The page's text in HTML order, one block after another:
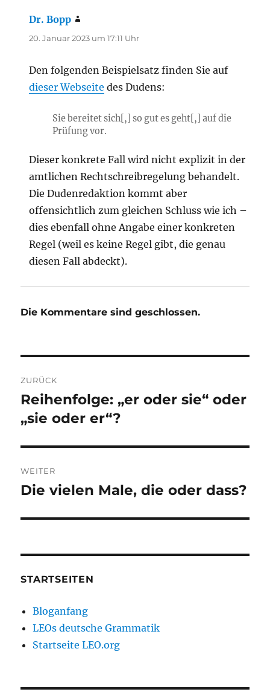
Dr. Bopp
20. Januar 2023 um 17:11 Uhr
Den folgenden Beispielsatz finden Sie auf
dieser Webseite des Dudens:
Sie bereitet sich[,] so gut es geht[,] auf die
Prüfung vor.
Dieser konkrete Fall wird nicht explizit in der
amtlichen Rechtschreibregelung behandelt.
Die Dudenredaktion kommt aber
offensichtlich zum gleichen Schluss wie ich –
dies ebenfall ohne Angabe einer konkreten
Regel (weil es keine Regel gibt, die genau
diesen Fall abdeckt).
Die Kommentare sind geschlossen.
ZURÜCK
Vorheriger
Beitrag:
Reihenfolge: „er oder sie“ oder
„sie oder er“?
WEITER
Nächster
Die vielen Male, die oder dass?
STARTSEITEN
Bloganfang
LEOs deutsche Grammatik
Startseite LEO.org